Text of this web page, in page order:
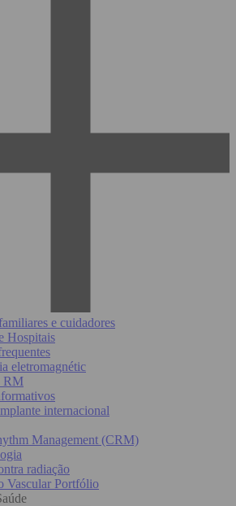
e cuidadores
Hospitais
eletromagnétic
RM
internacional
Management (CRM)
radiação
Vascular Portfólio